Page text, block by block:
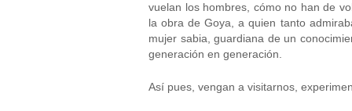
vuelan los hombres, cómo no han de
la obra de Goya, a quien tanto
mujer sabia, guardiana de un
generación en generación.
Así pues, vengan a visitarnos,